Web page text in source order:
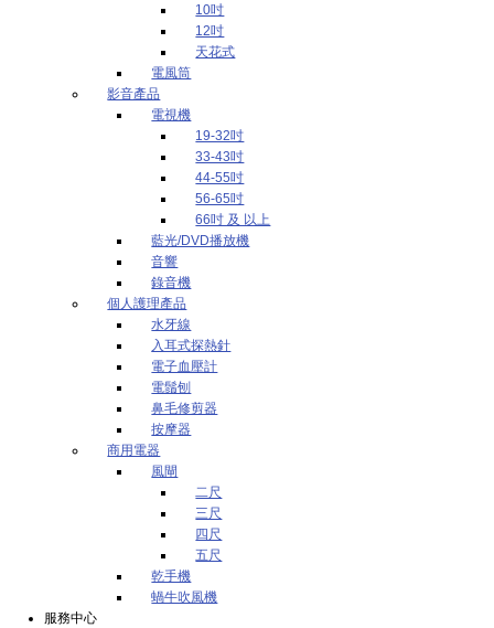
10吋
12吋
天花式
電風筒
影音產品
電視機
19-32吋
33-43吋
44-55吋
56-65吋
66吋 及 以上
藍光/DVD播放機
音響
錄音機
個人護理產品
水牙線
入耳式探熱針
電子血壓計
電鬚刨
鼻毛修剪器
按摩器
商用電器
風閘
二尺
三尺
四尺
五尺
乾手機
蝸牛吹風機
服務中心